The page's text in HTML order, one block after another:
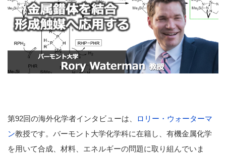
第92回の海外化学者インタビューは、
ロリー・ウォーターマ
ン教授です。バーモント大学化学科に在籍し、有機金属化学
を用いて合成、材料、エネルギーの問題に取り組んでいま